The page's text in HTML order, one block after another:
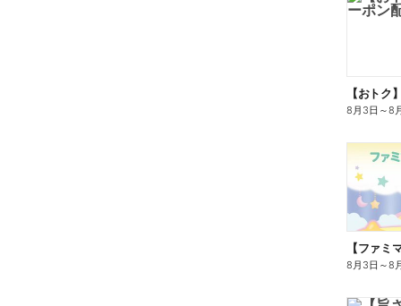
8月3日 ～8
8月3日 ～8